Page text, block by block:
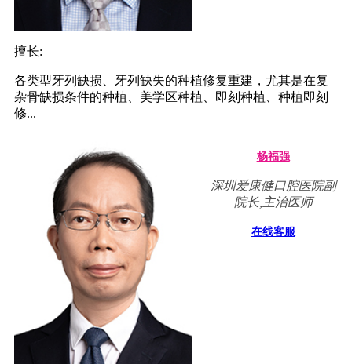
擅长:
各类型牙列缺损、牙列缺失的种植修复重建，尤其是在复
杂骨缺损条件的种植、美学区种植、即刻种植、种植即刻
修...
杨福强
深圳爱康健口腔医院副
院长,主治医师
在线客服